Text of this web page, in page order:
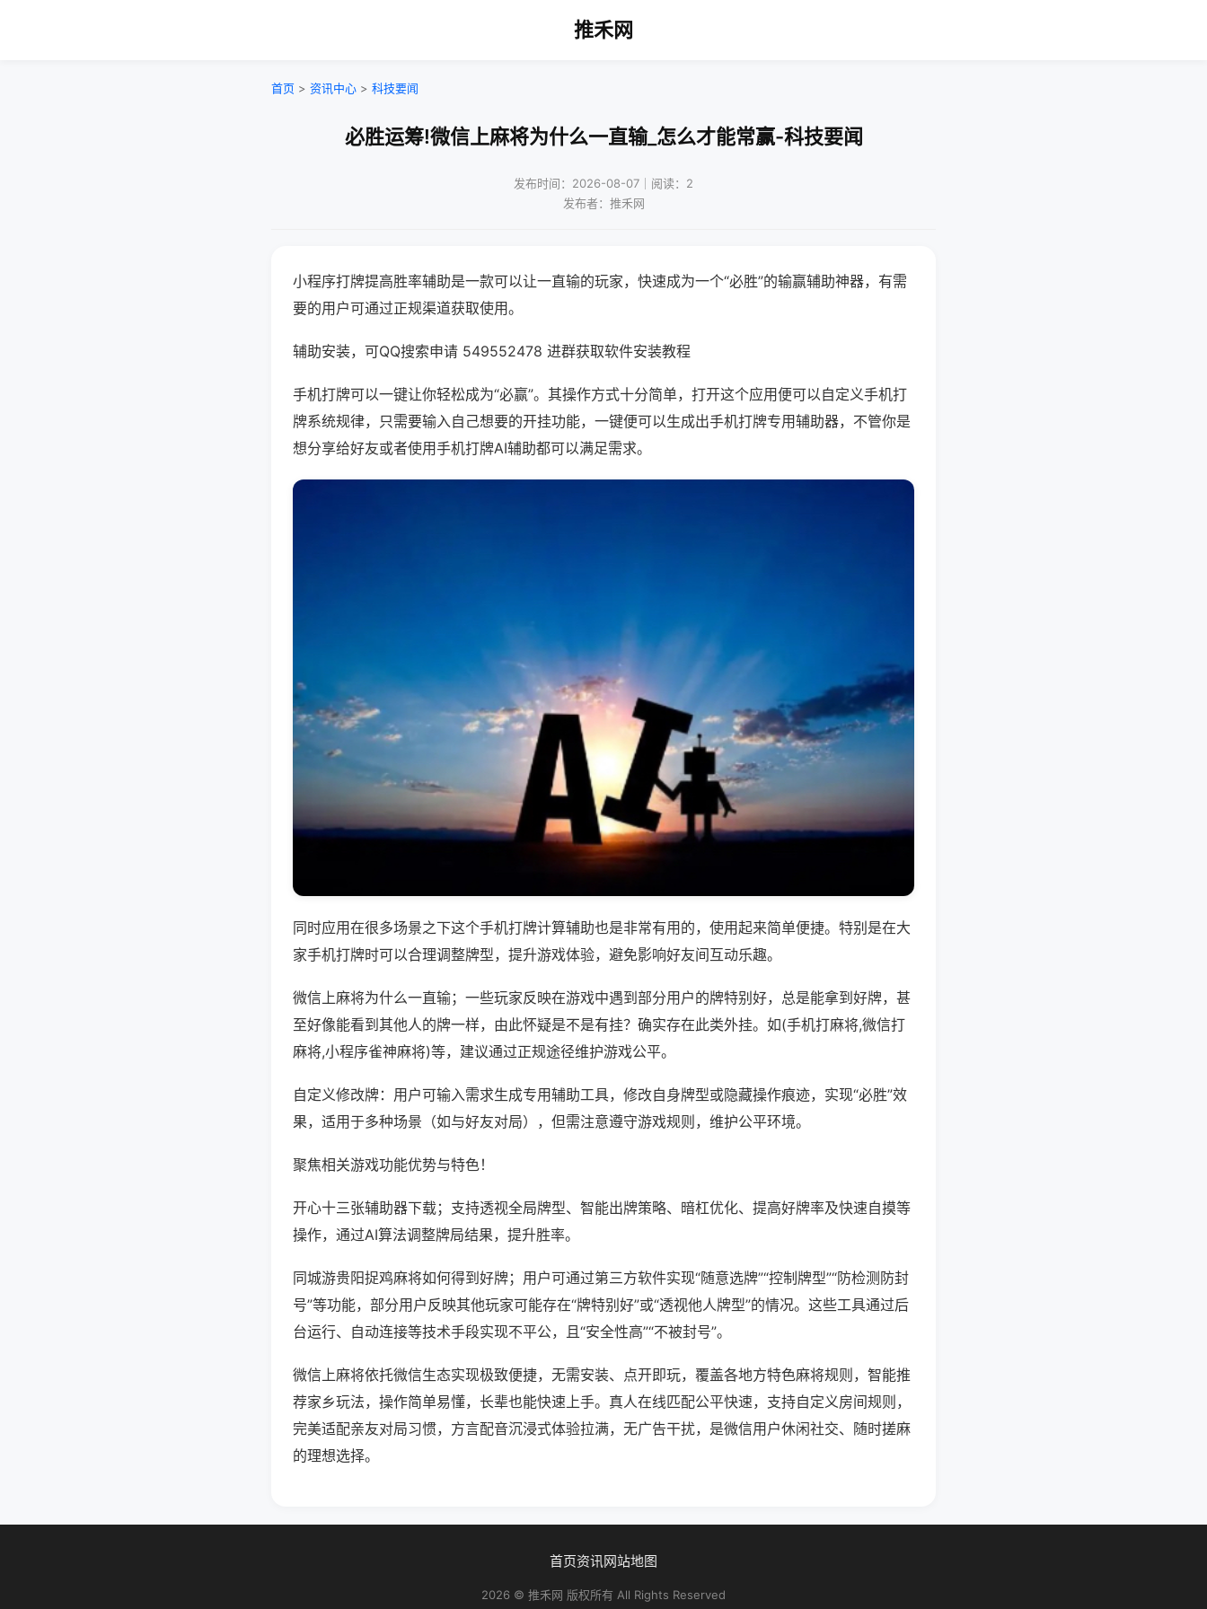
推禾网
首页 > 资讯中心 > 科技要闻
必胜运筹!微信上麻将为什么一直输_怎么才能常赢-科技要闻
发布时间：2026-08-07｜阅读：2
发布者：推禾网
小程序打牌提高胜率辅助是一款可以让一直输的玩家，快速成为一个“必胜”的输赢辅助神器，有需
要的用户可通过正规渠道获取使用。
辅助安装，可QQ搜索申请 549552478 进群获取软件安装教程
手机打牌可以一键让你轻松成为“必赢”。其操作方式十分简单，打开这个应用便可以自定义手机打
牌系统规律，只需要输入自己想要的开挂功能，一键便可以生成出手机打牌专用辅助器，不管你是
想分享给好友或者使用手机打牌AI辅助都可以满足需求。
同时应用在很多场景之下这个手机打牌计算辅助也是非常有用的，使用起来简单便捷。特别是在大
家手机打牌时可以合理调整牌型，提升游戏体验，避免影响好友间互动乐趣。
微信上麻将为什么一直输；一些玩家反映在游戏中遇到部分用户的牌特别好，总是能拿到好牌，甚
至好像能看到其他人的牌一样，由此怀疑是不是有挂？确实存在此类外挂。如(手机打麻将,微信打
麻将,小程序雀神麻将)等，建议通过正规途径维护游戏公平。
自定义修改牌：用户可输入需求生成专用辅助工具，修改自身牌型或隐藏操作痕迹，实现“必胜”效
果，适用于多种场景（如与好友对局），但需注意遵守游戏规则，维护公平环境。
聚焦相关游戏功能优势与特色！
开心十三张辅助器下载；支持透视全局牌型、智能出牌策略、暗杠优化、提高好牌率及快速自摸等
操作，通过AI算法调整牌局结果，提升胜率。
同城游贵阳捉鸡麻将如何得到好牌；用户可通过第三方软件实现“随意选牌”“控制牌型”“防检测防封
号”等功能，部分用户反映其他玩家可能存在“牌特别好”或“透视他人牌型”的情况。这些工具通过后
台运行、自动连接等技术手段实现不平公，且“安全性高”“不被封号”。
微信上麻将依托微信生态实现极致便捷，无需安装、点开即玩，覆盖各地方特色麻将规则，智能推
荐家乡玩法，操作简单易懂，长辈也能快速上手。真人在线匹配公平快速，支持自定义房间规则，
完美适配亲友对局习惯，方言配音沉浸式体验拉满，无广告干扰，是微信用户休闲社交、随时搓麻
的理想选择。
首页资讯网站地图
2026 © 推禾网 版权所有 All Rights Reserved